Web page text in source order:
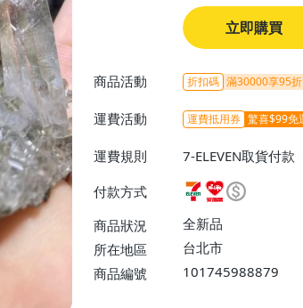
立即購買
商品活動 折扣碼 滿30000享95折
運費活動 運費抵用券 驚喜$99免
運費規則
7-ELEVEN取貨付
ELEVEN取貨不付
或消費滿$1298免
$1598免運費】
付款方式
商品狀況
全新品
所在地區
台北市
商品編號
101745988879